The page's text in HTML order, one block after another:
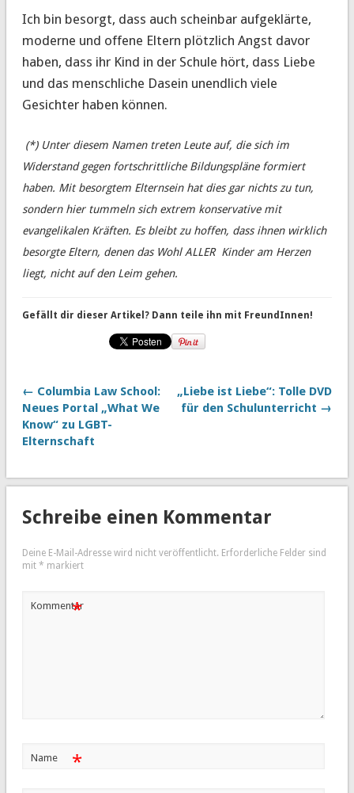
Ich bin besorgt, dass auch scheinbar aufgeklärte,
moderne und offene Eltern plötzlich Angst davor
haben, dass ihr Kind in der Schule hört, dass Liebe
und das menschliche Dasein unendlich viele
Gesichter haben können.
(*) Unter diesem Namen treten Leute auf, die sich im
Widerstand gegen fortschrittliche Bildungspläne formiert
haben. Mit besorgtem Elternsein hat dies gar nichts zu tun,
sondern hier tummeln sich extrem konservative mit
evangelikalen Kräften. Es bleibt zu hoffen, dass ihnen wirklich
besorgte Eltern, denen das Wohl ALLER Kinder am Herzen
liegt, nicht auf den Leim gehen.
Gefällt dir dieser Artikel? Dann teile ihn mit FreundInnen!
← Columbia Law School:
Neues Portal „What We
Know“ zu LGBT-
Elternschaft
„Liebe ist Liebe“: Tolle DVD
für den Schulunterricht →
Schreibe einen Kommentar
Deine E-Mail-Adresse wird nicht veröffentlicht. Erforderliche Felder sind
mit * markiert
Kommentar
*
Name *